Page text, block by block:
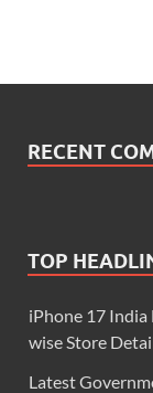
RECENT
TOP
iPhone 17 India
wise Store
Latest